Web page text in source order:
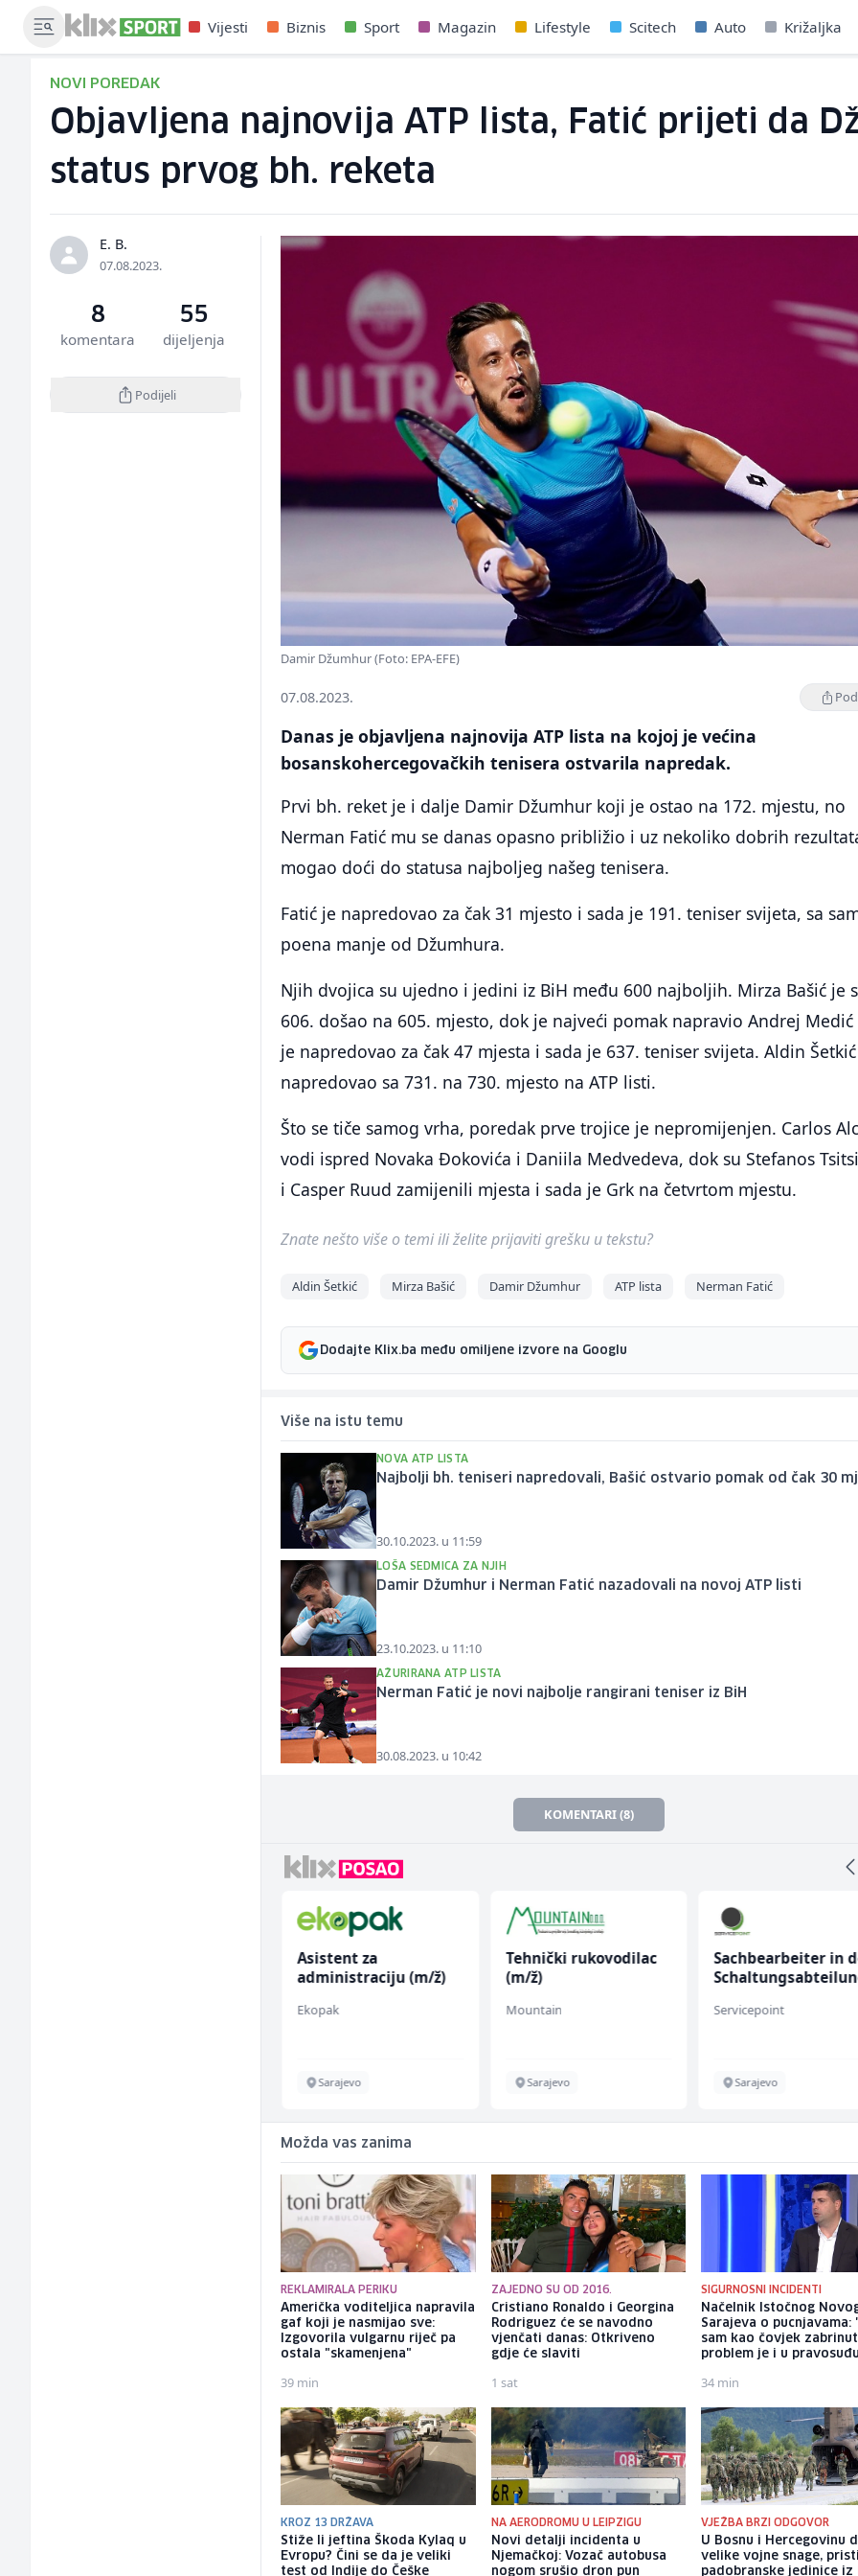
Vijesti Biznis Sport Magazin Lifestyle Scitech Auto Križaljka
NOVI POREDAK
Objavljena najnovija ATP lista, Fatić prijeti da
status prvog bh. reketa
E. B.
07.08.2023.
8
komentara
55
dijeljenja
Podijeli
Damir Džumhur (Foto: EPA-EFE)
07.08.2023.
Danas je objavljena najnovija ATP lista na kojoj je većina
bosanskohercegovačkih tenisera ostvarila napredak.
Prvi bh. reket je i dalje Damir Džumhur koji je ostao na 172. mjestu, no
Nerman Fatić mu se danas opasno približio i uz nekoliko dobrih
mogao doći do statusa najboljeg našeg tenisera.
Fatić je napredovao za čak 31 mjesto i sada je 191. teniser svijeta, sa
poena manje od Džumhura.
Njih dvojica su ujedno i jedini iz BiH među 600 najboljih. Mirza Bašić je
606. došao na 605. mjesto, dok je najveći pomak napravio Andrej Medić
je napredovao za čak 47 mjesta i sada je 637. teniser svijeta. Aldin
napredovao sa 731. na 730. mjesto na ATP listi.
Što se tiče samog vrha, poredak prve trojice je nepromijenjen. Carlos
vodi ispred Novaka Đokovića i Daniila Medvedeva, dok su Stefanos
i Casper Ruud zamijenili mjesta i sada je Grk na četvrtom mjestu.
Znate nešto više o temi ili želite prijaviti grešku u tekstu?
Aldin Šetkić Mirza Bašić Damir Džumhur ATP lista Nerman Fatić
Dodajte Klix.ba među omiljene izvore na Googlu
Više na istu temu
NOVA ATP LISTA
Najbolji bh. teniseri napredovali, Bašić ostvario pomak od čak 30
30.10.2023. u 11:59
LOŠA SEDMICA ZA NJIH
Damir Džumhur i Nerman Fatić nazadovali na novoj ATP listi
23.10.2023. u 11:10
AŽURIRANA ATP LISTA
Nerman Fatić je novi najbolje rangirani teniser iz BiH
30.08.2023. u 10:42
KOMENTARI (8)
Asistent za
administraciju (m/ž)
Ekopak
Sarajevo
Tehnički rukovodilac
(m/ž)
Mountain
Sarajevo
Sachbearbeiter in
Servicepoint
Sarajevo
Možda vas zanima
REKLAMIRALA PERIKU
Američka voditeljica napravila
gaf koji je nasmijao sve:
Izgovorila vulgarnu riječ pa
ostala "skamenjena"
39 min
ZAJEDNO SU OD 2016.
Cristiano Ronaldo i Georgina
Rodriguez će se navodno
vjenčati danas: Otkriveno
gdje će slaviti
1 sat
SIGURNOSNI INCIDENTI
Načelnik Istočnog
Sarajeva o pucnjavama:
sam kao čovjek
problem je i u
34 min
KROZ 13 DRŽAVA
Stiže li jeftina Škoda Kylaq u
Evropu? Čini se da je veliki
test od Indije do Češke
NA AERODROMU U LEIPZIGU
Novi detalji incidenta u
Njemačkoj: Vozač autobusa
nogom srušio dron pun
VJEŽBA BRZI ODGOVOR
U Bosnu i Hercegovinu
velike vojne snage,
padobranske jedinice iz